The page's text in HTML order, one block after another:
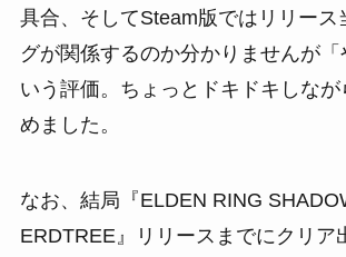
具合、そしてSteam版ではリリース
グが関係するのか分かりませんが「
いう評価。ちょっとドキドキしな
めました。
なお、結局『ELDEN RING
ERDTREE』リリースまでにクリア